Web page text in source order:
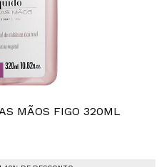
MÃOS FIGO 320ML